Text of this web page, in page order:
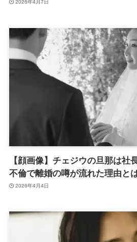
2026年4月7日
【顔画像】チェジウの旦那は社
不倫で離婚の噂が流れた理由と
2026年4月4日